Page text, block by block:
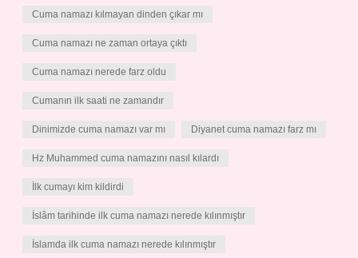
Cuma namazı kılmayan dinden çıkar mı
Cuma namazı ne zaman ortaya çıktı
Cuma namazı nerede farz oldu
Cumanın ilk saati ne zamandır
Dinimizde cuma namazı var mı Diyanet cuma namazı farz mı
Hz Muhammed cuma namazını nasıl kılardı
İlk cumayı kim kildirdi
İslâm tarihinde ilk cuma namazı nerede kılınmıştır
İslamda ilk cuma namazı nerede kılınmıştır